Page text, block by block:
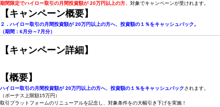
期間限定でハイロー取引の月間投資額が 20万円以上の方、 対象でキャンペーンが受けれます。
【キャンペーン概要】
２．ハイロー取引の月間投資額が 20万円以上の方へ、投資額の１％をキャッシュバック。
（期間：6月分～7月分）
【キャンペーン詳細】
【概要】
ハイロー取引の月間投資額が 20万円以上の方へ、投資額の１％をキャッシュバックされます。
（ボーナス上限額15万円）
取引プラットフォームのリニューアルを記念し、対象条件をの大幅引き下げを実施！